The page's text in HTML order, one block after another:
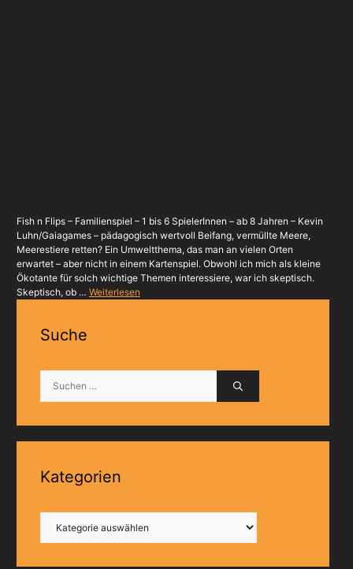
Fish n Flips – Familienspiel – 1 bis 6 SpielerInnen – ab 8 Jahren – Kevin
Luhn/Gaiagames – pädagogisch wertvoll Beifang, vermüllte Meere,
Meerestiere retten? Ein Umweltthema, das man an vielen Orten
erwartet – aber nicht in einem Kartenspiel. Obwohl ich mich als kleine
Ökotante für solch wichtige Themen interessiere, war ich skeptisch.
Skeptisch, ob … Weiterlesen
Suche
nach:
Kategorien